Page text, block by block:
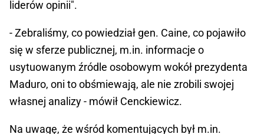
liderów opinii".
- Zebraliśmy, co powiedział gen. Caine, co pojawiło
się w sferze publicznej, m.in. informacje o
usytuowanym źródle osobowym wokół prezydenta
Maduro, oni to obśmiewają, ale nie zrobili swojej
własnej analizy - mówił Cenckiewicz.
Na uwagę, że wśród komentujących był m.in.